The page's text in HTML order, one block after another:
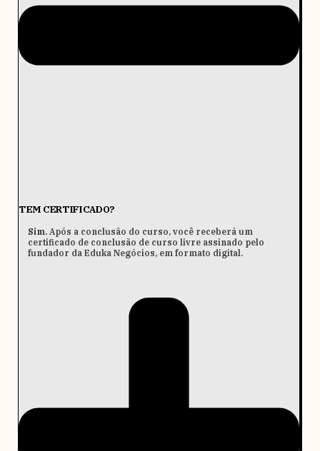
TEM CERTIFICADO?
Sim. Após a conclusão do curso, você receberá um
certificado de conclusão de curso livre assinado pelo
fundador da Eduka Negócios, em formato digital.